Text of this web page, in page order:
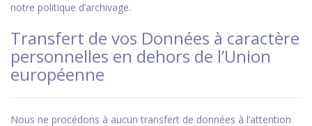
notre politique d’archivage.
Transfert de vos Données à caractère
personnelles en dehors de l’Union
européenne
Nous ne procédons à aucun transfert de données à l’attention